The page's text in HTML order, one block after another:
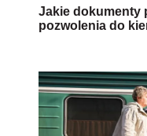
Jakie dokumenty
pozwolenia do